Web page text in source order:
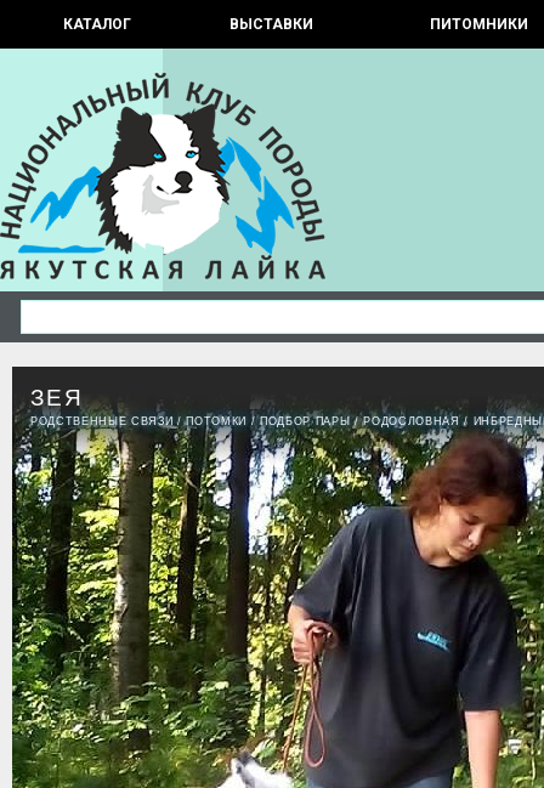
КАТАЛОГ ВЫСТАВКИ ПИТОМНИКИ
ЗЕЯ
РОДСТВЕННЫЕ СВЯЗИ /ПОТОМКИ /ПОДБОР ПАРЫ /РОДОСЛОВНАЯ/